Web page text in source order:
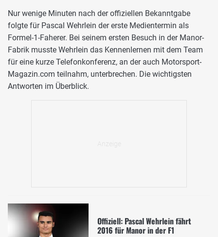
Nur wenige Minuten nach der offiziellen Bekanntgabe
folgte für Pascal Wehrlein der erste Medientermin als
Formel-1-Faherer. Bei seinem ersten Besuch in der Manor-
Fabrik musste Wehrlein das Kennenlernen mit dem Team
für eine kurze Telefonkonferenz, an der auch Motorsport-
Magazin.com teilnahm, unterbrechen. Die wichtigsten
Antworten im Überblick.
Offiziell: Pascal Wehrlein fährt
2016 für Manor in der F1